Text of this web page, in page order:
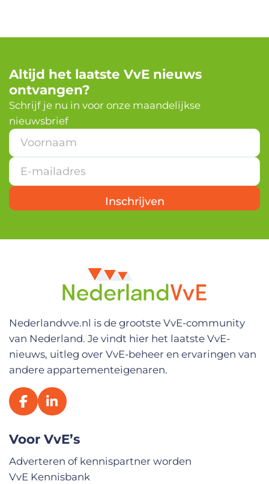
Altijd het laatste VvE nieuws
ontvangen?
Schrijf je nu in voor onze maandelijkse
nieuwsbrief
*
o
r
n
a
a
*
Inschrijven
Nederlandvve.nl is de grootste VvE-community
van Nederland. Je vindt hier het laatste VvE-
nieuws, uitleg over VvE-beheer en ervaringen van
andere appartementeigenaren.
Voor VvE’s
Adverteren of kennispartner worden
VvE Kennisbank